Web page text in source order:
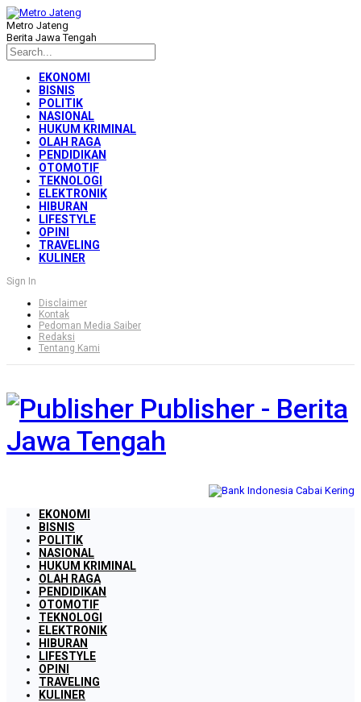
Metro Jateng
Berita Jawa Tengah
EKONOMI
BISNIS
POLITIK
NASIONAL
HUKUM KRIMINAL
OLAH RAGA
PENDIDIKAN
OTOMOTIF
TEKNOLOGI
ELEKTRONIK
HIBURAN
LIFESTYLE
OPINI
TRAVELING
KULINER
Sign In
Disclaimer
Kontak
Pedoman Media Saiber
Redaksi
Tentang Kami
Publisher - Berita
Jawa Tengah
EKONOMI
BISNIS
POLITIK
NASIONAL
HUKUM KRIMINAL
OLAH RAGA
PENDIDIKAN
OTOMOTIF
TEKNOLOGI
ELEKTRONIK
HIBURAN
LIFESTYLE
OPINI
TRAVELING
KULINER